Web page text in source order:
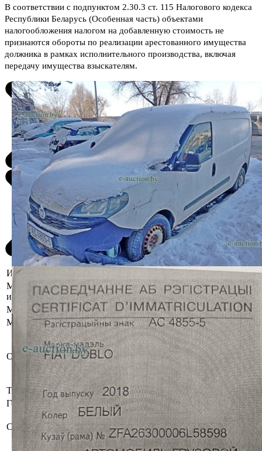
В соответствии с подпунктом 2.30.3 ст. 115 Налогового кодекса
Республики Беларусь (Особенная часть) объектами
налогообложения налогом на добавленную стоимость не
признаются обороты по реализации арестованного имущества
должника в рамках исполнительного производства, включая
передачу имущества взыскателям.
Информация о предмете торгов
Местоположение
имущества
г. Минск, ул. Автомобилистов, 4А
Марка
Fiat
Модель
Doblo
Описание
Имущество оставлено судебным
исполнителем на хранение
должнику. За дополнительной
информацией обращаться к
специалистам по продаже.
Тип кузова
Вагон
Год выпуска
2018
Состояние
Бывшее в употреблении,
комплектность и работоспособность
не проверялась.